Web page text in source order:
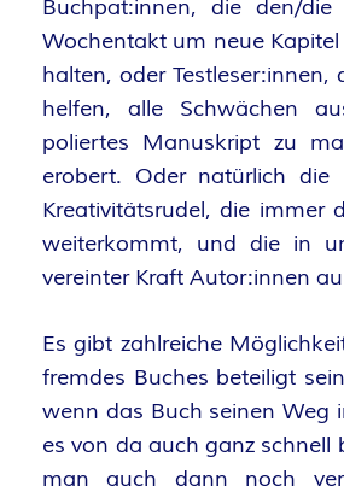
F
A
N
T
A
S
Y
A
Buchpat:innen, die den/
Wochentakt um neue
halten, oder Testleser:innen,
helfen, alle Schwächen
poliertes Manuskript zu
erobert. Oder natürlich die
Kreativitätsrudel, die immer
weiterkommt, und die in
vereinter Kraft Autor:innen
Es gibt zahlreiche
fremdes Buches beteiligt
wenn das Buch seinen Weg
es von da auch ganz
man auch dann noch